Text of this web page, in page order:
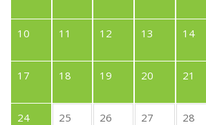
10 11 12 13 14
17 18 19 20 21
24 25 26 27 28